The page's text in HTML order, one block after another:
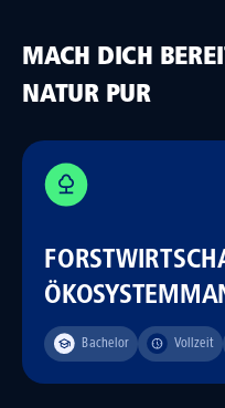
MACH DICH
NATUR PUR
Bachelor Vollzeit